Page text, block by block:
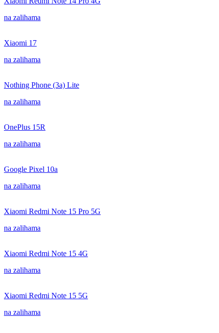
na zalihama
Xiaomi 17
na zalihama
Nothing Phone (3a) Lite
na zalihama
OnePlus 15R
na zalihama
Google Pixel 10a
na zalihama
Xiaomi Redmi Note 15 Pro 5G
na zalihama
Xiaomi Redmi Note 15 4G
na zalihama
Xiaomi Redmi Note 15 5G
na zalihama